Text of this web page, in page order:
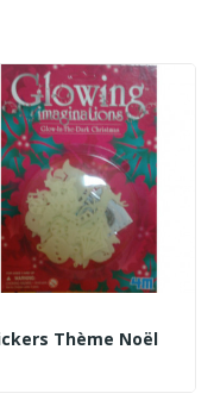
Thème Noël